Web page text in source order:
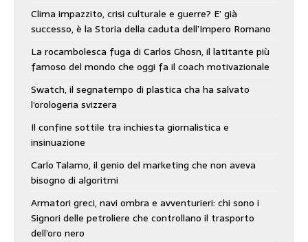
Clima impazzito, crisi culturale e guerre? E’ già
successo, è la Storia della caduta dell’Impero Romano
La rocambolesca fuga di Carlos Ghosn, il latitante più
famoso del mondo che oggi fa il coach motivazionale
Swatch, il segnatempo di plastica cha ha salvato
l’orologeria svizzera
Il confine sottile tra inchiesta giornalistica e
insinuazione
Carlo Talamo, il genio del marketing che non aveva
bisogno di algoritmi
Armatori greci, navi ombra e avventurieri: chi sono i
Signori delle petroliere che controllano il trasporto
dell’oro nero